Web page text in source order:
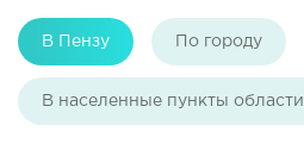
В Пензу По городу
В населенные пункты области